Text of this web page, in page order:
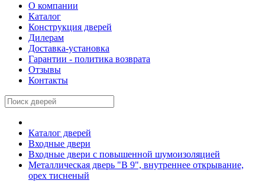
О компании
Каталог
Конструкция дверей
Дилерам
Доставка-установка
Гарантии - политика возврата
Отзывы
Контакты
Каталог дверей
Входные двери
Входные двери с повышенной шумоизоляцией
Металлическая дверь "В 9", внутреннее открывание,
орех тисненый